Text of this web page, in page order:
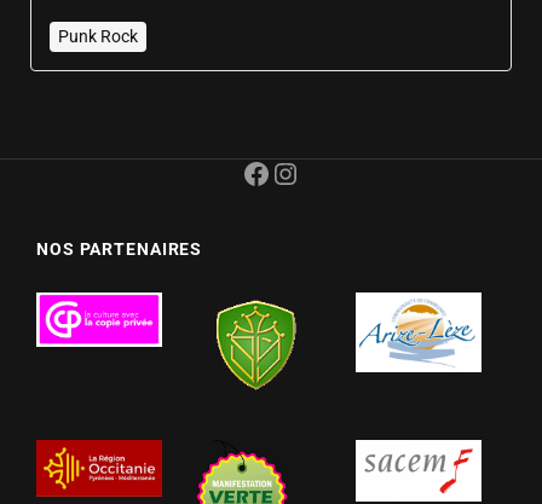
Punk Rock
Facebook
Instagram
NOS PARTENAIRES